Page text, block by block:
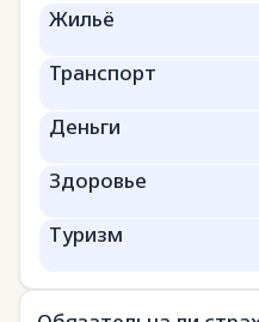
Жильё
Транспорт
Деньги
Здоровье
Туризм